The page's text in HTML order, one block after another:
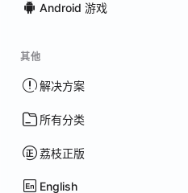
Android 游戏
其他
解决方案
所有分类
荔枝正版
English